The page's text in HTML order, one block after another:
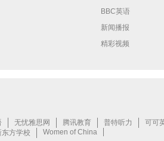
BBC英语
新闻播报
精彩视频